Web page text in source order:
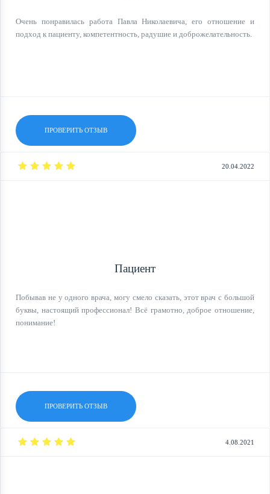
Очень понравилась работа Павла Николаевича, его отношение и
подход к пациенту, компетентность, радушие и доброжелательность.
ПРОВЕРИТЬ ОТЗЫВ
20.04.2022
Пациент
Побывав не у одного врача, могу смело сказать, этот врач с большой
буквы, настоящий профессионал! Всё грамотно, доброе отношение,
понимание!
ПРОВЕРИТЬ ОТЗЫВ
4.08.2021